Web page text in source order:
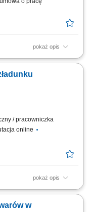
pokaż opis
towarów
zamówień i
oraz kontrola jakości
/ pracowniczka
online
pokaż opis
wyrobów
stali
w